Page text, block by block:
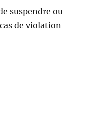
suspendre ou
de violation